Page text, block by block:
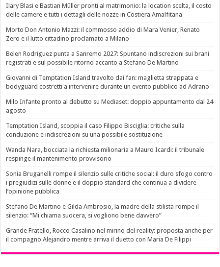
Ilary Blasi e Bastian Müller pronti al matrimonio: la location scelta, il costo
delle camere e tutti i dettagli delle nozze in Costiera Amalfitana
Morto Don Antonio Mazzi: il commosso addio di Mara Venier, Renato
Zero e il lutto cittadino proclamato a Milano
Belen Rodriguez punta a Sanremo 2027: Spuntano indiscrezioni sui brani
registrati e sul possibile ritorno accanto a Stefano De Martino
Giovanni di Temptation Island travolto dai fan: maglietta strappata e
bodyguard costretti a intervenire durante un evento pubblico ad Adrano
Milo Infante pronto al debutto su Mediaset: doppio appuntamento dal 24
agosto
Temptation Island, scoppia il caso Filippo Bisciglia: critiche sulla
conduzione e indiscrezioni su una possibile sostituzione
Wanda Nara, bocciata la richiesta milionaria a Mauro Icardi: il tribunale
respinge il mantenimento provvisorio
Sonia Bruganelli rompe il silenzio sulle critiche social: il duro sfogo contro
i pregiudizi sulle donne e il doppio standard che continua a dividere
l’opinione pubblica
Stefano De Martino e Gilda Ambrosio, la madre della stilista rompe il
silenzio: “Mi chiama suocera, si vogliono bene davvero”
Grande Fratello, Rocco Casalino nel mirino del reality: proposta anche per
il compagno Alejandro mentre arriva il duetto con Maria De Filippi